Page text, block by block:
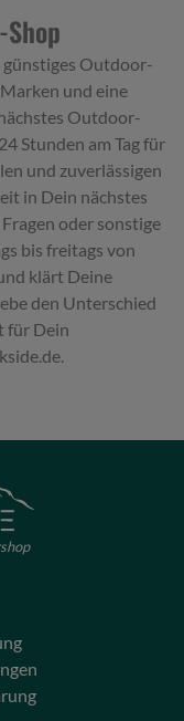
Outdoor-
und eine
Outdoor-
Stunden am Tag für
und zuverlässigen
in Dein nächstes
oder sonstige
bis freitags von
klärt Deine
den Unterschied
für Dein